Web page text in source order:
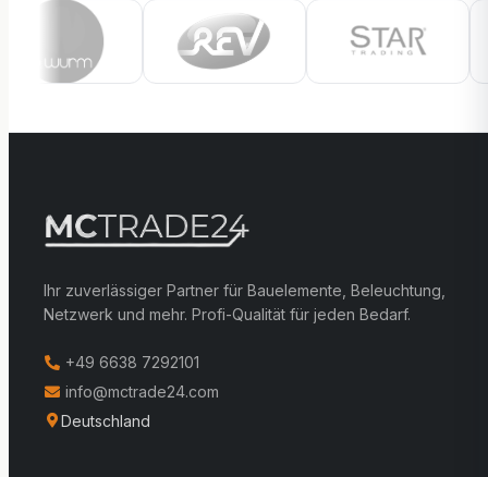
Ihr zuverlässiger Partner für Bauelemente, Beleuchtung,
Netzwerk und mehr. Profi-Qualität für jeden Bedarf.
+49 6638 7292101
info@mctrade24.com
Deutschland